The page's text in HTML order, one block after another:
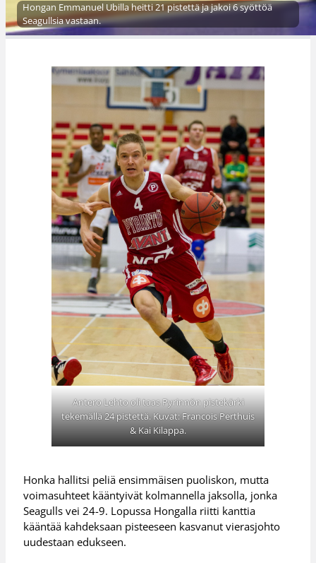
Hongan Emmanuel Ubilla heitti 21 pistettä ja jakoi 6 syöttöä
Seagullsia vastaan.
Antero Lehto oli taas Pyrinnön pistekärki
tekemällä 24 pistettä. Kuvat: Francois Perthuis
& Kai Kilappa.
Honka hallitsi peliä ensimmäisen puoliskon, mutta
voimasuhteet kääntyivät kolmannella jaksolla, jonka
Seagulls vei 24-9. Lopussa Hongalla riitti kanttia
kääntää kahdeksaan pisteeseen kasvanut vierasjohto
uudestaan edukseen.